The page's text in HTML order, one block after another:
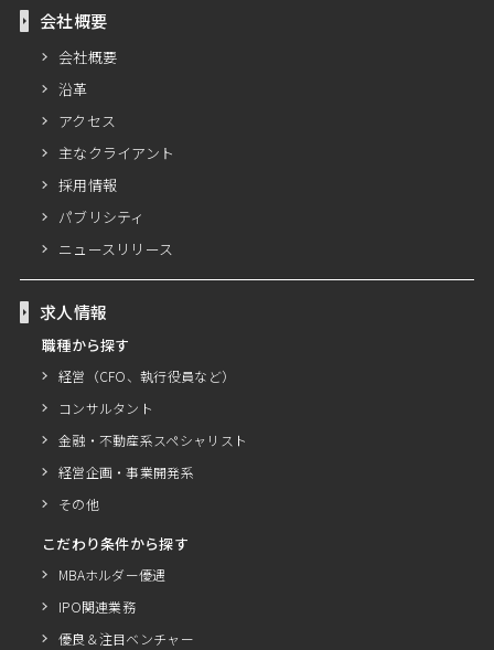
会社概要
会社概要
沿革
アクセス
主なクライアント
採用情報
パブリシティ
ニュースリリース
求人情報
職種から探す
経営（CFO、執行役員など）
コンサルタント
金融・不動産系スペシャリスト
経営企画・事業開発系
その他
こだわり条件から探す
MBAホルダー優遇
IPO関連業務
優良＆注目ベンチャー